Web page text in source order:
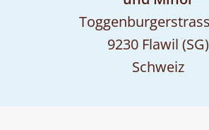
9230 Flawil (SG)
Schweiz